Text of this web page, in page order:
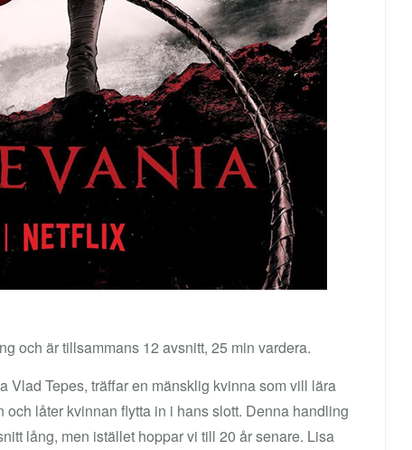
och är tillsammans 12 avsnitt, 25 min vardera.
Vlad Tepes, träffar en mänsklig kvinna som vill lära
låter kvinnan flytta in i hans slott. Denna handling
lång, men istället hoppar vi till 20 år senare. Lisa